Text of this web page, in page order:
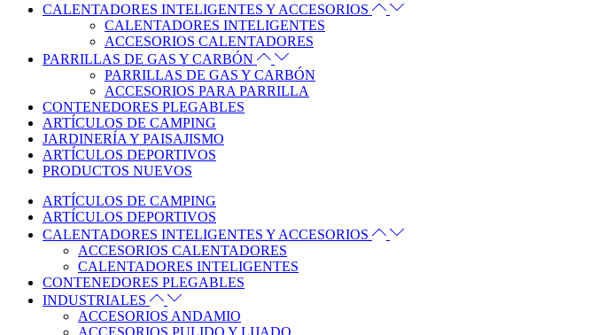
CALENTADORES INTELIGENTES Y ACCESORIOS
CALENTADORES INTELIGENTES
ACCESORIOS CALENTADORES
PARRILLAS DE GAS Y CARBÓN
PARRILLAS DE GAS Y CARBÓN
ACCESORIOS PARA PARRILLA
CONTENEDORES PLEGABLES
ARTÍCULOS DE CAMPING
JARDINERÍA Y PAISAJISMO
ARTÍCULOS DEPORTIVOS
PRODUCTOS NUEVOS
ARTÍCULOS DE CAMPING
ARTÍCULOS DEPORTIVOS
CALENTADORES INTELIGENTES Y ACCESORIOS
ACCESORIOS CALENTADORES
CALENTADORES INTELIGENTES
CONTENEDORES PLEGABLES
INDUSTRIALES
ACCESORIOS ANDAMIO
ACCESORIOS PULIDO Y LIJADO